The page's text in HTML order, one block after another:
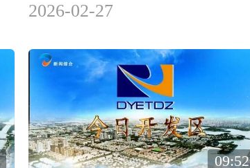
2026-02-27
09:52